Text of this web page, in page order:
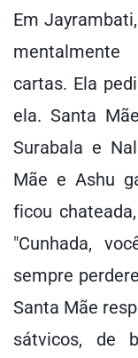
Em
mentalmente
cartas. Ela
ela. Santa
Surabala e
Mãe e Ashu
ficou
"Cunhada,
sempre
Santa Mãe
sátvicos, de